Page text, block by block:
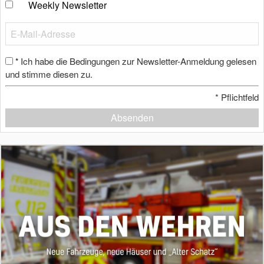
Weekly Newsletter
* Ich habe die Bedingungen zur Newsletter-Anmeldung gelesen
und stimme diesen zu.
* Pflichtfeld
Absenden